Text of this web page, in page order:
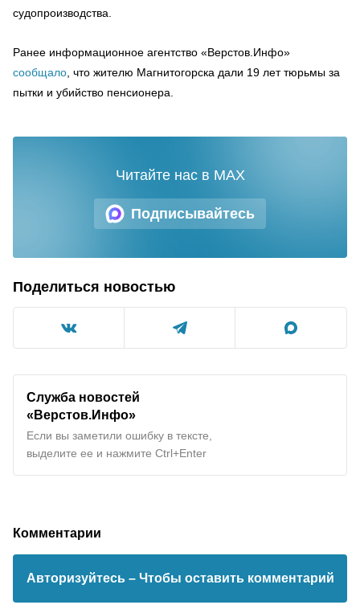
судопроизводства.
Ранее информационное агентство «Верстов.Инфо»
сообщало , что жителю Магнитогорска дали 19 лет тюрьмы за
пытки и убийство пенсионера.
Подписывайтесь
Читайте нас в MAX
Поделиться новостью
Служба новостей
«Верстов.Инфо»
Если вы заметили ошибку в тексте,
выделите ее и нажмите Ctrl+Enter
Комментарии
Авторизуйтесь – Чтобы оставить комментарий